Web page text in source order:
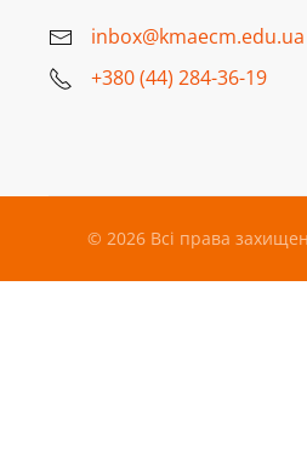
inbox@kmaecm.edu.ua
+380 (44) 284-36-19
© 2026 Всі права